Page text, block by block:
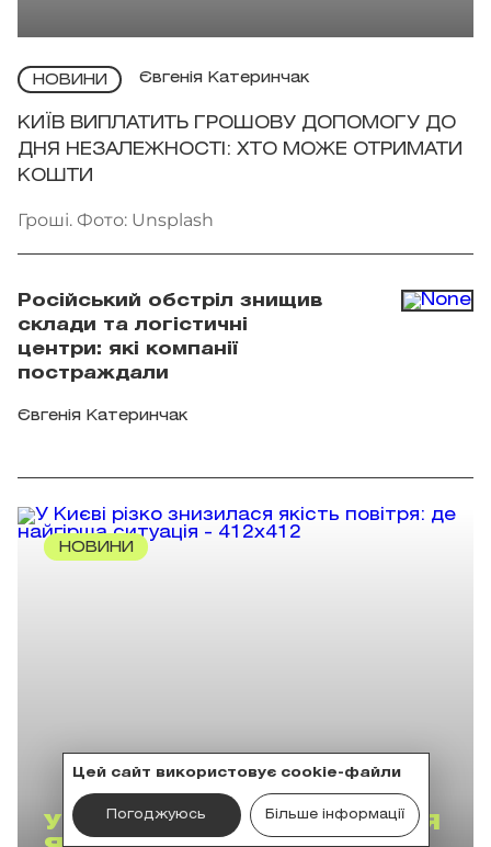
НОВИНИ Євгенія Катеринчак
КИЇВ ВИПЛАТИТЬ ГРОШОВУ ДОПОМОГУ ДО
ДНЯ НЕЗАЛЕЖНОСТІ: ХТО МОЖЕ ОТРИМАТИ
КОШТИ
Гроші. Фото: Unsplash
Російський обстріл знищив
склади та логістичні
центри: які компанії
постраждали
Євгенія Катеринчак
НОВИНИ
У КИЄВІ РІЗКО ЗНИЗИЛАСЯ
Цей сайт використовує cookie-файли
Погоджуюсь Більше інформації